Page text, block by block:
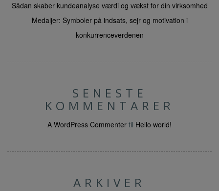
Sådan skaber kundeanalyse værdi og vækst for din virksomhed
Medaljer: Symboler på indsats, sejr og motivation i
konkurrenceverdenen
SENESTE
KOMMENTARER
A WordPress Commenter til Hello world!
ARKIVER